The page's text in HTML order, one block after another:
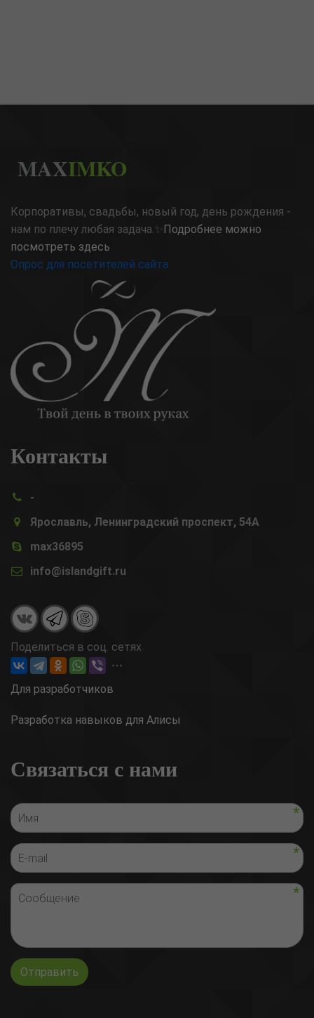
MAXIMKO
Корпоративы, свадьбы, новый год, день рождения -
нам по плечу любая задача.✨Подробнее можно
посмотреть здесь
Опрос для посетителей сайта
Контакты
-
Ярославль, Ленинградский проспект, 54А
max36895
info@islandgift.ru
Поделиться в соц. сетях
Для разработчиков
Разработка навыков для Алисы
Связаться с нами
Отправить